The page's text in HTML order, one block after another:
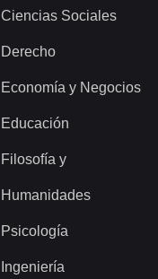
Ciencias Sociales
Derecho
Economía y Negocios
Educación
Filosofía y
Humanidades
Psicología
Ingeniería